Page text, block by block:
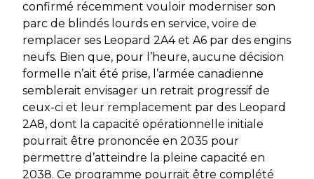
confirmé récemment vouloir moderniser son
parc de blindés lourds en service, voire de
remplacer ses Leopard 2A4 et A6 par des engins
neufs. Bien que, pour l’heure, aucune décision
formelle n’ait été prise, l’armée canadienne
semblerait envisager un retrait progressif de
ceux-ci et leur remplacement par des Leopard
2A8, dont la capacité opérationnelle initiale
pourrait être prononcée en 2035 pour
permettre d’atteindre la pleine capacité en
2038. Ce programme pourrait être complété